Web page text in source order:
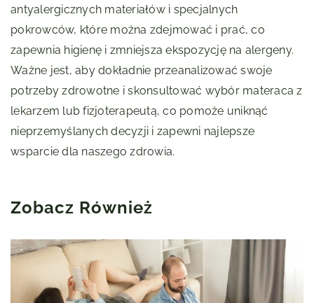
antyalergicznych materiałów i specjalnych
pokrowców, które można zdejmować i prać, co
zapewnia higienę i zmniejsza ekspozycję na alergeny.
Ważne jest, aby dokładnie przeanalizować swoje
potrzeby zdrowotne i skonsultować wybór materaca z
lekarzem lub fizjoterapeutą, co pomoże uniknąć
nieprzemyślanych decyzji i zapewni najlepsze
wsparcie dla naszego zdrowia.
Zobacz Również